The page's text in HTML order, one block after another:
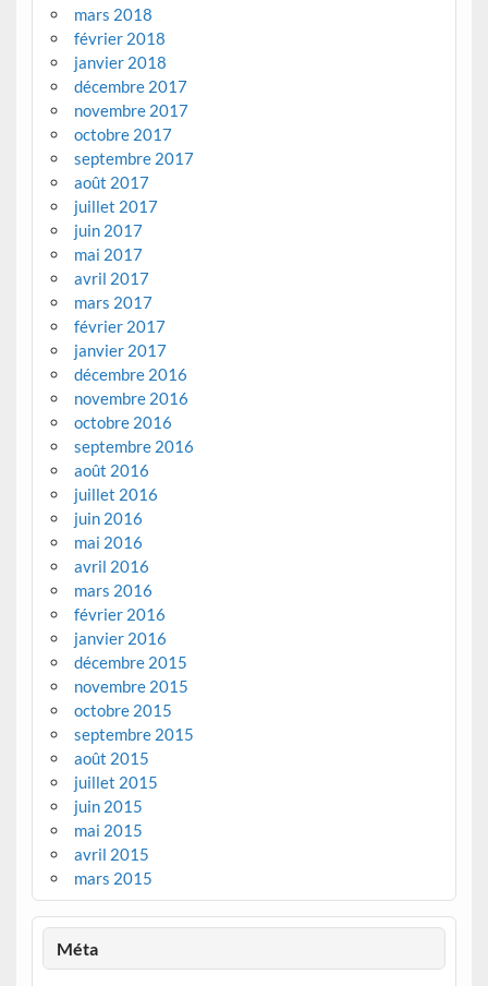
mars 2018
février 2018
janvier 2018
décembre 2017
novembre 2017
octobre 2017
septembre 2017
août 2017
juillet 2017
juin 2017
mai 2017
avril 2017
mars 2017
février 2017
janvier 2017
décembre 2016
novembre 2016
octobre 2016
septembre 2016
août 2016
juillet 2016
juin 2016
mai 2016
avril 2016
mars 2016
février 2016
janvier 2016
décembre 2015
novembre 2015
octobre 2015
septembre 2015
août 2015
juillet 2015
juin 2015
mai 2015
avril 2015
mars 2015
Méta